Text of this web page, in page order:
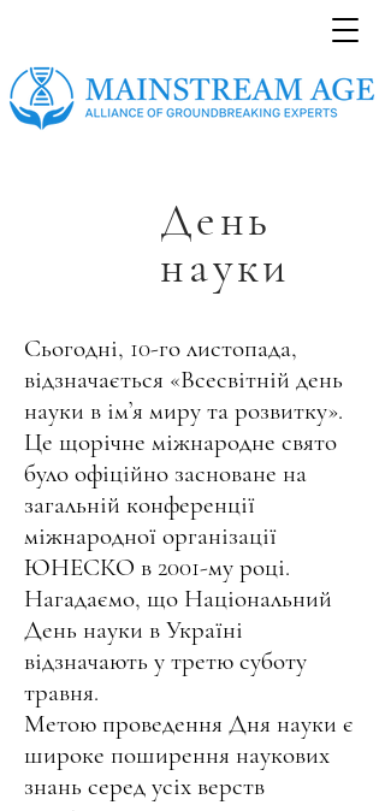
День
науки
Сьогодні, 10-го листопада,
відзначається «Всесвітній день
науки в ім’я миру та розвитку».
Це щорічне міжнародне свято
було офіційно засноване на
загальній конференції
міжнародної організації
ЮНЕСКО в 2001-му році.
Нагадаємо, що Національний
День науки в Україні
відзначають у третю суботу
травня.
Метою проведення Дня науки є
широке поширення наукових
знань серед усіх верств